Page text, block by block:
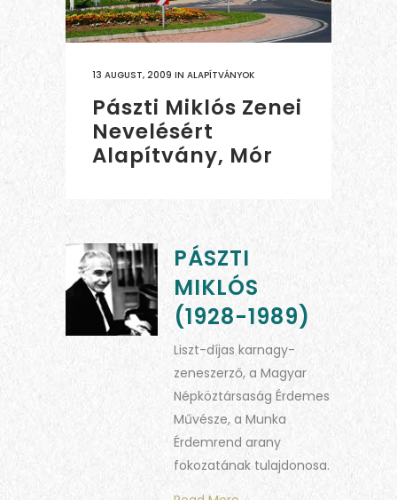
13 AUGUST, 2009 IN ALAPÍTVÁNYOK
Pászti Miklós Zenei
Nevelésért
Alapítvány, Mór
PÁSZTI
MIKLÓS
(1928-1989)
Liszt-díjas karnagy-
zeneszerző, a Magyar
Népköztársaság Érdemes
Művésze, a Munka
Érdemrend arany
fokozatának tulajdonosa.